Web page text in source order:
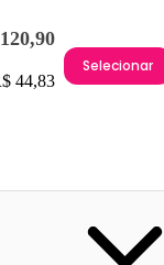
44,83
Selecionar